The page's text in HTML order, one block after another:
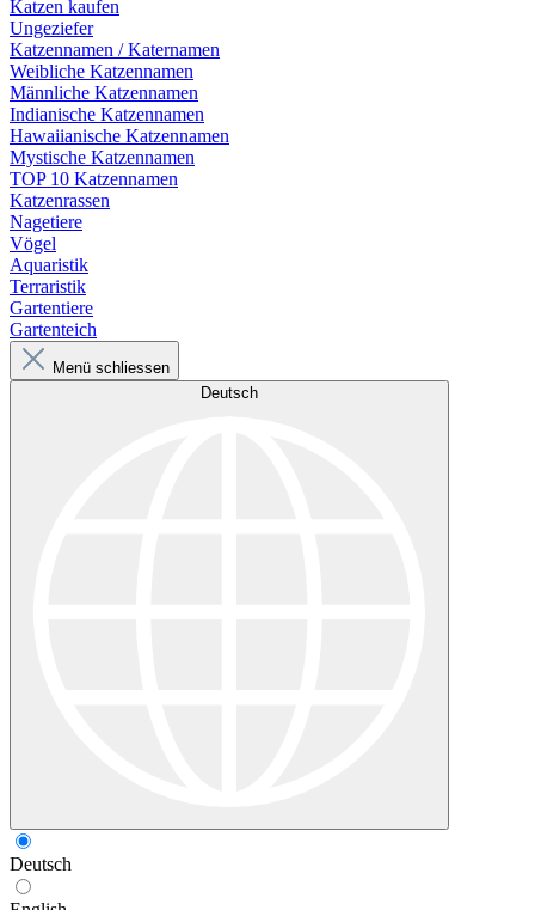
Katzen kaufen
Ungeziefer
Katzennamen / Katernamen
Weibliche Katzennamen
Männliche Katzennamen
Indianische Katzennamen
Hawaiianische Katzennamen
Mystische Katzennamen
TOP 10 Katzennamen
Katzenrassen
Nagetiere
Vögel
Aquaristik
Terraristik
Gartentiere
Gartenteich
Menü schliessen
Deutsch
Deutsch